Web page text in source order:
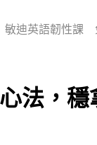
敏迪英語韌性課
法，穩